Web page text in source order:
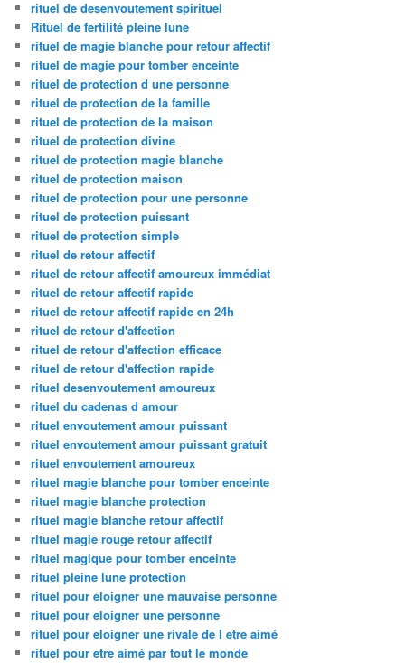
rituel de desenvoutement spirituel
Rituel de fertilité pleine lune
rituel de magie blanche pour retour affectif
rituel de magie pour tomber enceinte
rituel de protection d une personne
rituel de protection de la famille
rituel de protection de la maison
rituel de protection divine
rituel de protection magie blanche
rituel de protection maison
rituel de protection pour une personne
rituel de protection puissant
rituel de protection simple
rituel de retour affectif
rituel de retour affectif amoureux immédiat
rituel de retour affectif rapide
rituel de retour affectif rapide en 24h
rituel de retour d'affection
rituel de retour d'affection efficace
rituel de retour d'affection rapide
rituel desenvoutement amoureux
rituel du cadenas d amour
rituel envoutement amour puissant
rituel envoutement amour puissant gratuit
rituel envoutement amoureux
rituel magie blanche pour tomber enceinte
rituel magie blanche protection
rituel magie blanche retour affectif
rituel magie rouge retour affectif
rituel magique pour tomber enceinte
rituel pleine lune protection
rituel pour eloigner une mauvaise personne
rituel pour eloigner une personne
rituel pour eloigner une rivale de l etre aimé
rituel pour etre aimé par tout le monde